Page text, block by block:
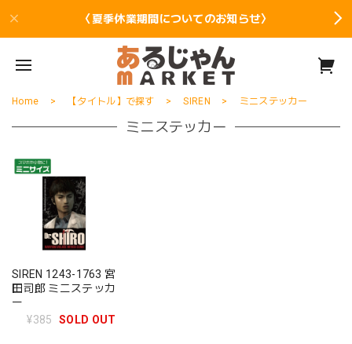
〈夏季休業期間についてのお知らせ〉
Home 【タイトル】で探す SIREN ミニステッカー
ミニステッカー
SIREN 1243-1763 宮
田司郎 ミニステッカ
ー
¥385
SOLD OUT